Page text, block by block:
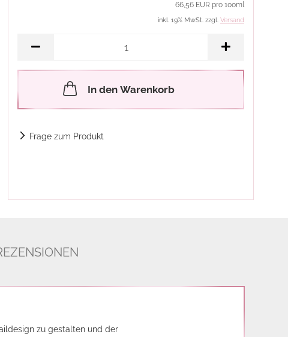
66,56 EUR pro 100ml
inkl. 19% MwSt. zzgl. Versand
In den Warenkorb
Frage zum Produkt
zu gestalten und der